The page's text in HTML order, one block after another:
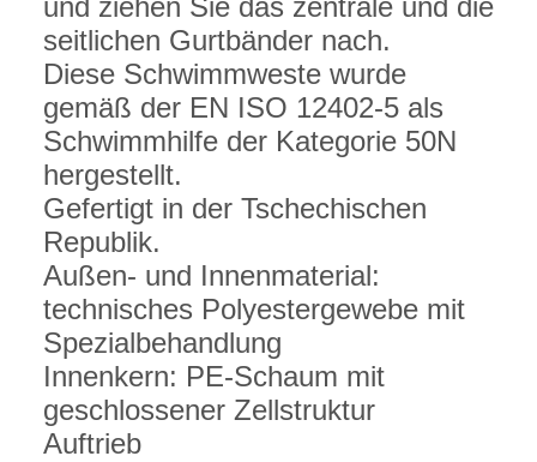
und ziehen Sie das zentrale und die
seitlichen Gurtbänder nach.
Diese Schwimmweste wurde
gemäß der EN ISO 12402-5 als
Schwimmhilfe der Kategorie 50N
hergestellt.
Gefertigt in der Tschechischen
Republik.
Außen- und Innenmaterial:
technisches Polyestergewebe mit
Spezialbehandlung
Innenkern: PE-Schaum mit
geschlossener Zellstruktur
Auftrieb